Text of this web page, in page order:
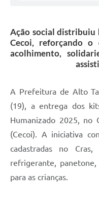
Ação social distribuiu
Cecoi, reforçando o
acolhimento,
A Prefeitura de Alto
(19), a entrega dos
Humanizado 2025, no
(Cecoi). A iniciativa
cadastradas no
refrigerante,
para as crianças.